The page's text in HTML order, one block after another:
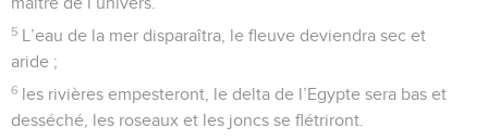
5 L’eau de la mer disparaîtra, le fleuve deviendra sec et
aride ;
6 les rivières empesteront, le delta de l’Egypte sera bas et
desséché, les roseaux et les joncs se flétriront.